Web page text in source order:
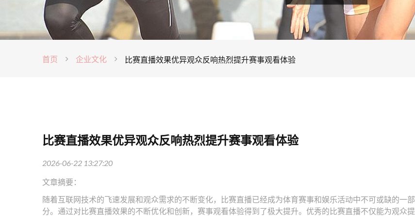
首页 企业文化 比赛直播效果优异观众反响热烈提升赛事观看体验
比赛直播效果优异观众反响热烈提升赛事观看体验
2026-06-22 13:27:20
文章摘要：
随着互联网技术的飞速发展和观众需求的不断变化，比赛直播已经成为体育赛事和娱乐活动中不可或缺的一部
分。通过对比赛直播效果的不断优化和创新，赛事观看体验得到了极大提升。优秀的比赛直播不仅能为观众提